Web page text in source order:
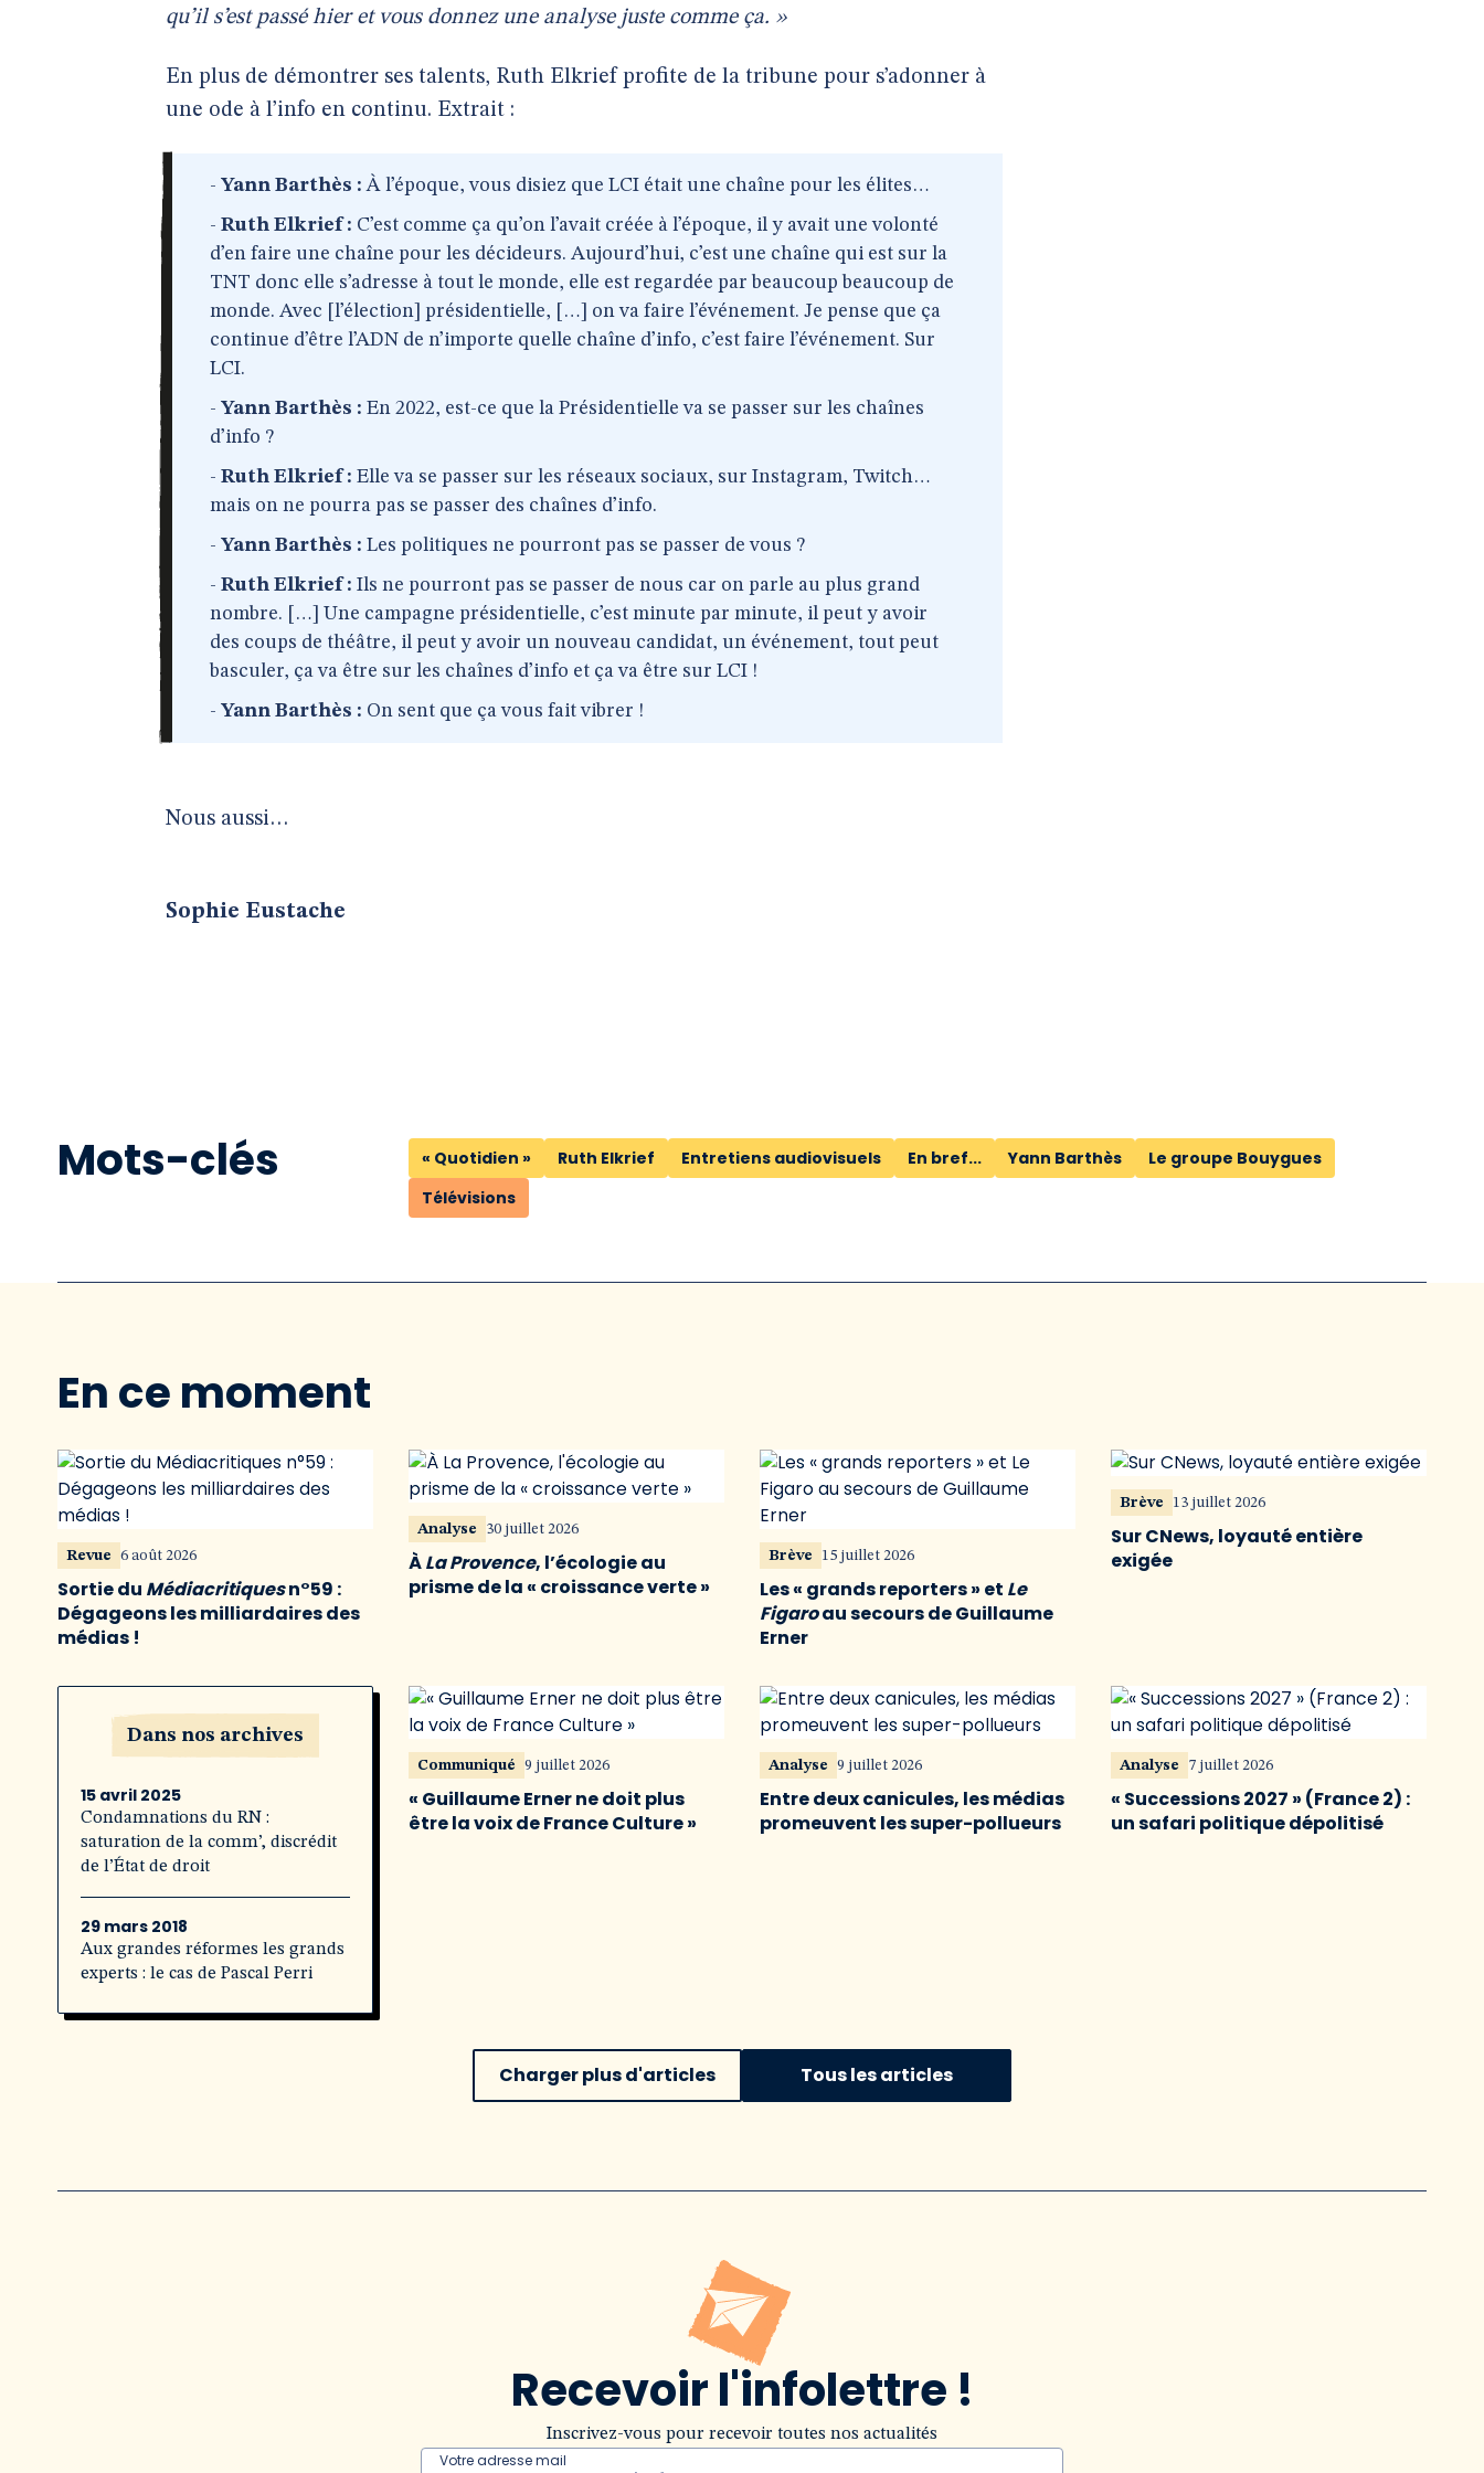
qu’il s’est passé hier et vous donnez une analyse juste comme ça. »
En plus de démontrer ses talents, Ruth Elkrief profite de la tribune pour s’adonner à
une ode à l’info en continu. Extrait :
- Yann Barthès : À l’époque, vous disiez que LCI était une chaîne pour les élites…
- Ruth Elkrief : C’est comme ça qu’on l’avait créée à l’époque, il y avait une volonté
d’en faire une chaîne pour les décideurs. Aujourd’hui, c’est une chaîne qui est sur la
TNT donc elle s’adresse à tout le monde, elle est regardée par beaucoup beaucoup de
monde. Avec [l’élection] présidentielle, […] on va faire l’événement. Je pense que ça
continue d’être l’ADN de n’importe quelle chaîne d’info, c’est faire l’événement. Sur
LCI.
- Yann Barthès : En 2022, est-ce que la Présidentielle va se passer sur les chaînes
d’info ?
- Ruth Elkrief : Elle va se passer sur les réseaux sociaux, sur Instagram, Twitch…
mais on ne pourra pas se passer des chaînes d’info.
- Yann Barthès : Les politiques ne pourront pas se passer de vous ?
- Ruth Elkrief : Ils ne pourront pas se passer de nous car on parle au plus grand
nombre. […] Une campagne présidentielle, c’est minute par minute, il peut y avoir
des coups de théâtre, il peut y avoir un nouveau candidat, un événement, tout peut
basculer, ça va être sur les chaînes d’info et ça va être sur LCI !
- Yann Barthès : On sent que ça vous fait vibrer !
Nous aussi…
Sophie Eustache
Mots-clés « Quotidien » Ruth Elkrief Entretiens audiovisuels En bref... Yann Barthès
Le groupe Bouygues
Télévisions
En ce moment
Revue 6 août 2026
Sortie du Médiacritiquesn°59 :
Dégageons les milliardaires des
médias !
Analyse 30 juillet 2026
ÀLa Provence, l’écologie au
prisme de la « croissance verte »
Brève 15 juillet 2026
Les « grands reporters » et Le
Figaroau secours de Guillaume
Erner
Brève 13 juillet 2026
Sur CNews, loyauté entière
exigée
Dans nos archives
15 avril 2025
Condamnations du RN :
saturation de la comm’, discrédit
de l’État de droit
29 mars 2018
Aux grandes réformes les grands
experts : le cas de Pascal Perri
Communiqué 9 juillet 2026
« Guillaume Erner ne doit plus
être la voix de France Culture »
Analyse 9 juillet 2026
Entre deux canicules, les médias
promeuvent les super-pollueurs
Analyse 7 juillet 2026
« Successions 2027 » (France 2) :
un safari politique dépolitisé
Charger plus d'articles Tous les articles
Recevoir l'infolettre !
Inscrivez-vous pour recevoir toutes nos actualités
Votre adresse mail